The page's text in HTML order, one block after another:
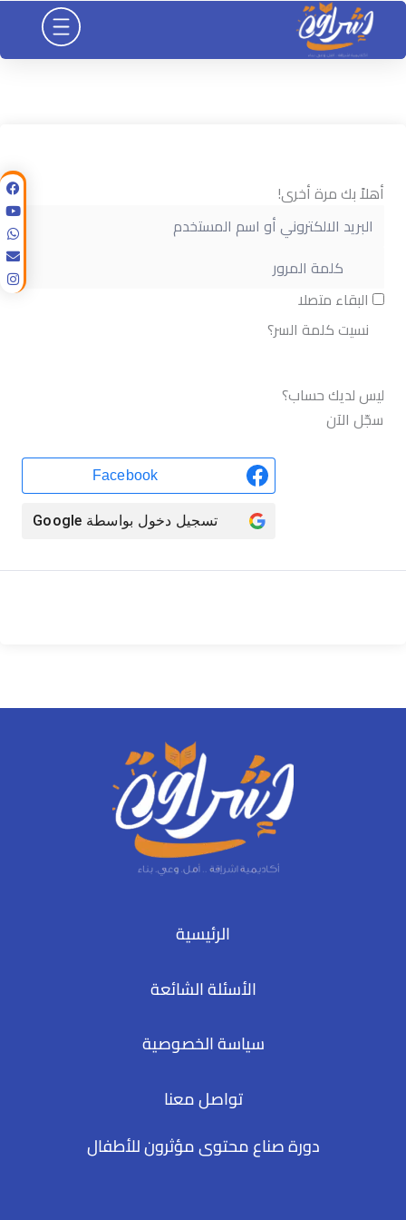
تخطي
المحتوى
أهلاً بك مرة أخرى!
البقاء متصلا
نسيت كلمة السر؟
ليس لديك حساب؟
سجّل الآن
Facebook
تسجيل دخول بواسطة Google
الرئيسية
الأسئلة الشائعة
سياسة الخصوصية
تواصل معنا
دورة صناع محتوى مؤثرون للأطفال